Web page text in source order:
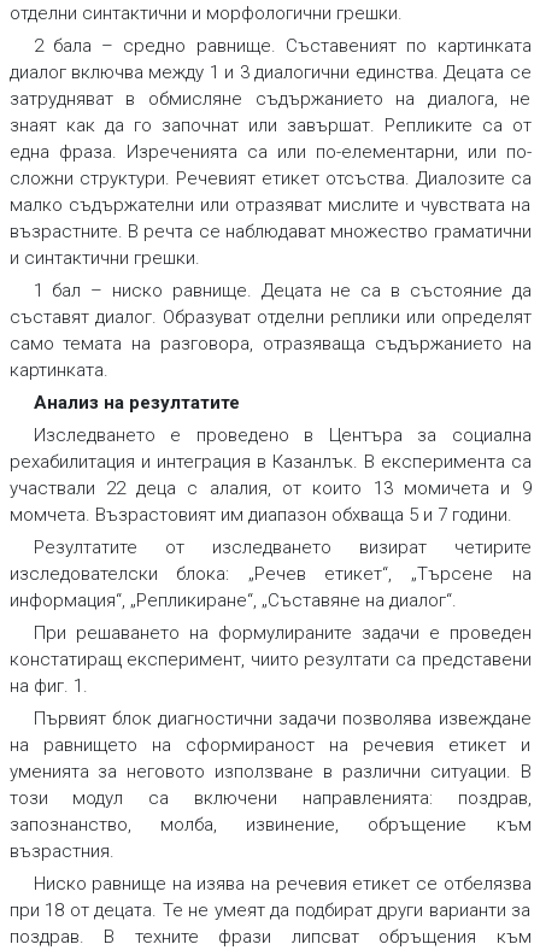
отделни синтактични и морфологични грешки.
2 бала – средно равнище. Съставеният по картинката
диалог включва между 1 и 3 диалогични единства. Децата се
затрудняват в обмисляне съдържанието на диалога, не
знаят как да го започнат или завършат. Репликите са от
една фраза. Изреченията са или по-елементарни, или по-
сложни структури. Речевият етикет отсъства. Диалозите са
малко съдържателни или отразяват мислите и чувствата на
възрастните. В речта се наблюдават множество граматични
и синтактични грешки.
1 бал – ниско равнище. Децата не са в състояние да
съставят диалог. Образуват отделни реплики или определят
само темата на разговора, отразяваща съдържанието на
картинката.
Анализ на резултатите
Изследването е проведено в Центъра за социална
рехабилитация и интеграция в Казанлък. В експеримента са
участвали 22 деца с алалия, от които 13 момичета и 9
момчета. Възрастовият им диапазон обхваща 5 и 7 години.
Резултатите от изследването визират четирите
изследователски блока: „Речев етикет“, „Търсене на
информация“, „Репликиране“, „Съставяне на диалог“.
При решаването на формулираните задачи е проведен
констатиращ експеримент, чиито резултати са представени
на фиг. 1.
Първият блок диагностични задачи позволява извеждане
на равнището на сформираност на речевия етикет и
уменията за неговото използване в различни ситуации. В
този модул са включени направленията: поздрав,
запознанство, молба, извинение, обръщение към
възрастния.
Ниско равнище на изява на речевия етикет се отбелязва
при 18 от децата. Те не умеят да подбират други варианти за
поздрав. В техните фрази липсват обръщения към